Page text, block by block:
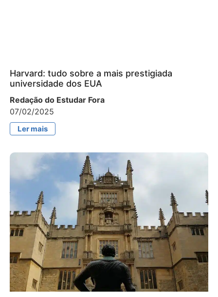
Harvard: tudo sobre a mais prestigiada
universidade dos EUA
Redação do Estudar Fora
07/02/2025
Ler mais